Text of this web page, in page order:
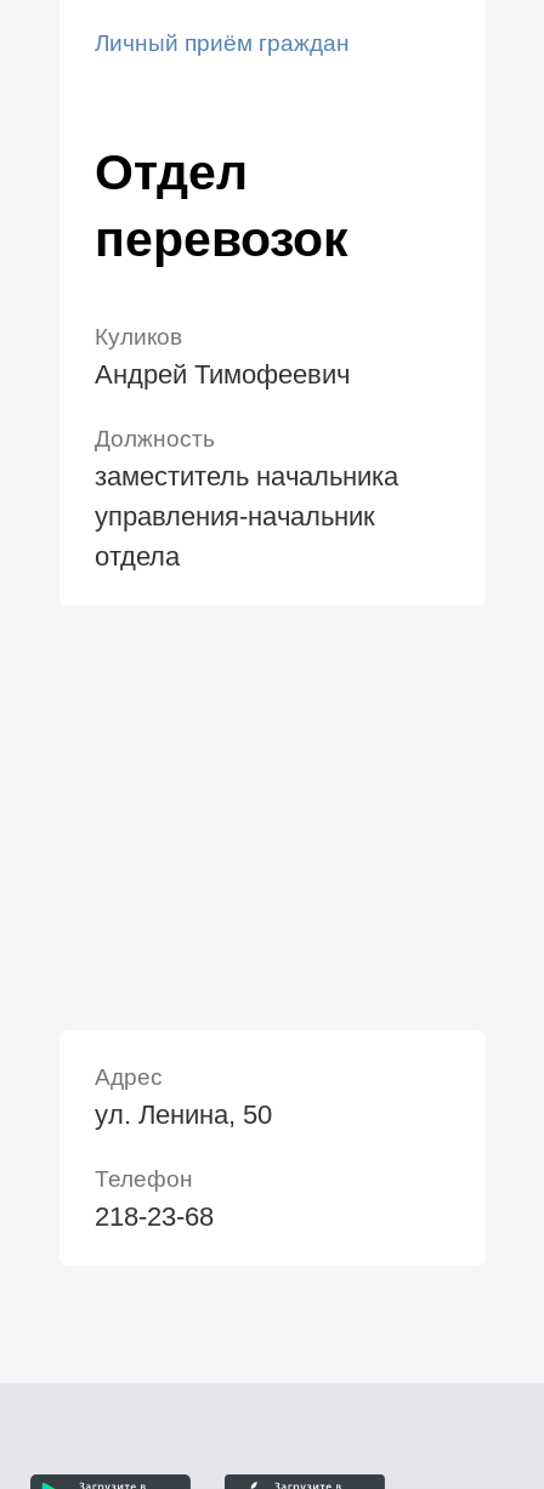
Личный приём граждан
Отдел
перевозок
Куликов
Андрей Тимофеевич
Должность
заместитель начальника
управления-начальник
отдела
Адрес
ул. Ленина, 50
Телефон
218-23-68